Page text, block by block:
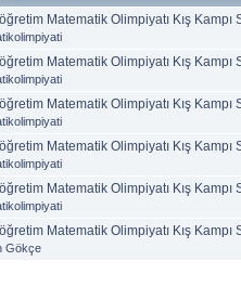
Matematik Olimpiyatı Kış Kampı
Matematik Olimpiyatı Kış Kampı
Matematik Olimpiyatı Kış Kampı
Matematik Olimpiyatı Kış Kampı
Matematik Olimpiyatı Kış Kampı
Matematik Olimpiyatı Kış Kampı
Gökçe